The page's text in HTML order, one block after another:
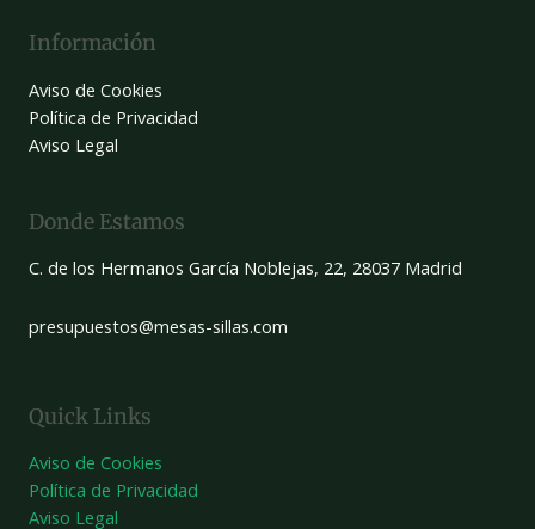
Información
Aviso de Cookies
Política de Privacidad
Aviso Legal
Donde Estamos
C. de los Hermanos García Noblejas, 22, 28037 Madrid
presupuestos@mesas-sillas.com
Quick Links
Aviso de Cookies
Política de Privacidad
Aviso Legal